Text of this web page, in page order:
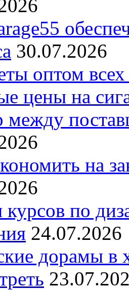
30.07.2026
оптом
цены на
на
по
24.07.2026
дорамы в